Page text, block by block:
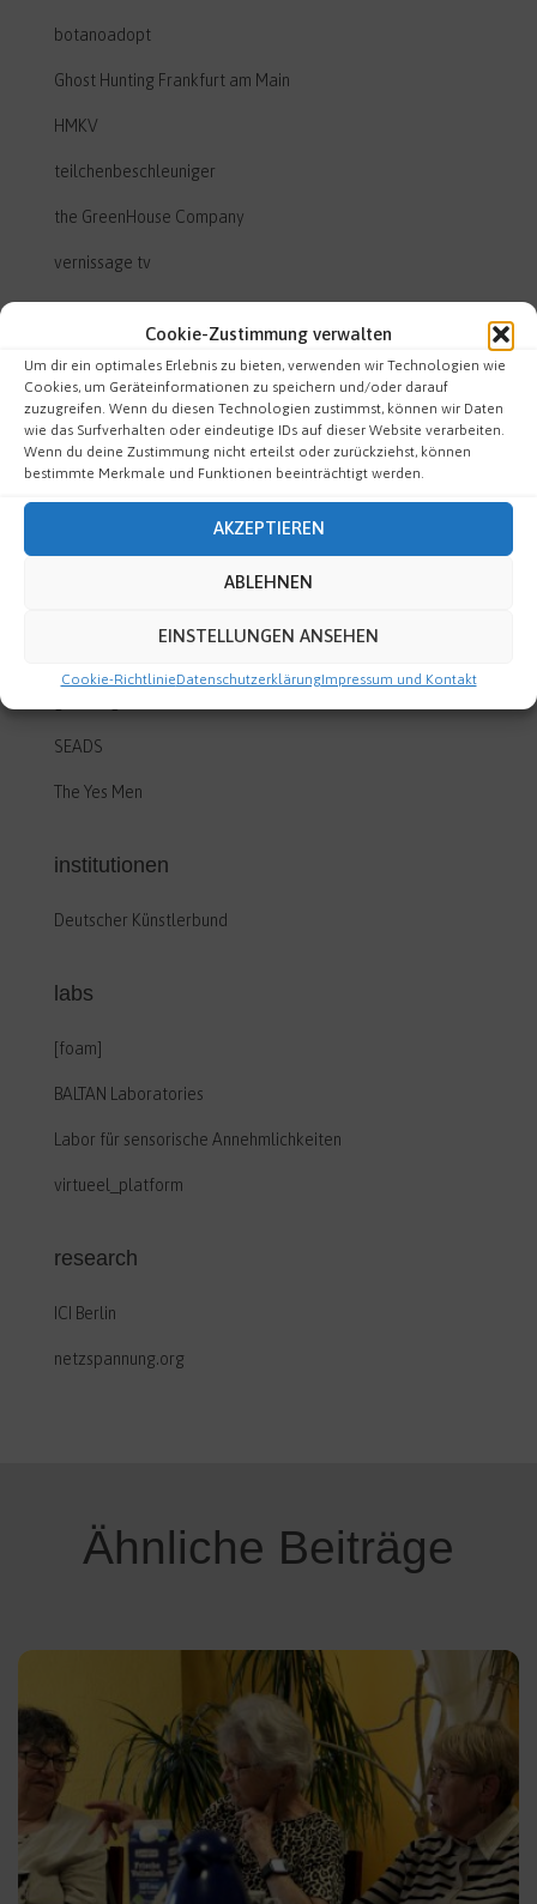
Cookie-Zustimmung verwalten
Um dir ein optimales Erlebnis zu bieten, verwenden wir Technologien wie
Cookies, um Geräteinformationen zu speichern und/oder darauf
zuzugreifen. Wenn du diesen Technologien zustimmst, können wir Daten
wie das Surfverhalten oder eindeutige IDs auf dieser Website verarbeiten.
Wenn du deine Zustimmung nicht erteilst oder zurückziehst, können
bestimmte Merkmale und Funktionen beeinträchtigt werden.
AKZEPTIEREN
ABLEHNEN
EINSTELLUNGEN ANSEHEN
Cookie-RichtlinieDatenschutzerklärungImpressum und Kontakt
botanoadopt
Ghost Hunting Frankfurt am Main
HMKV
teilchenbeschleuniger
the GreenHouse Company
vernissage tv
art fellows
Galerie m50
Heussenstamm Raum für Kunst und Stadt
KulturPortal Frankfurt/Main
Künstlerdorf Schöppingen
SEADS
The Yes Men
institutionen
Deutscher Künstlerbund
labs
[foam]
BALTAN Laboratories
Labor für sensorische Annehmlichkeiten
virtueel_platform
research
ICI Berlin
netzspannung.org
Ähnliche Beiträge